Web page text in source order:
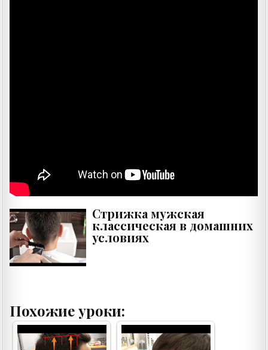
Стрижка мужская
классическая в домашних
условиях
Похожие уроки: